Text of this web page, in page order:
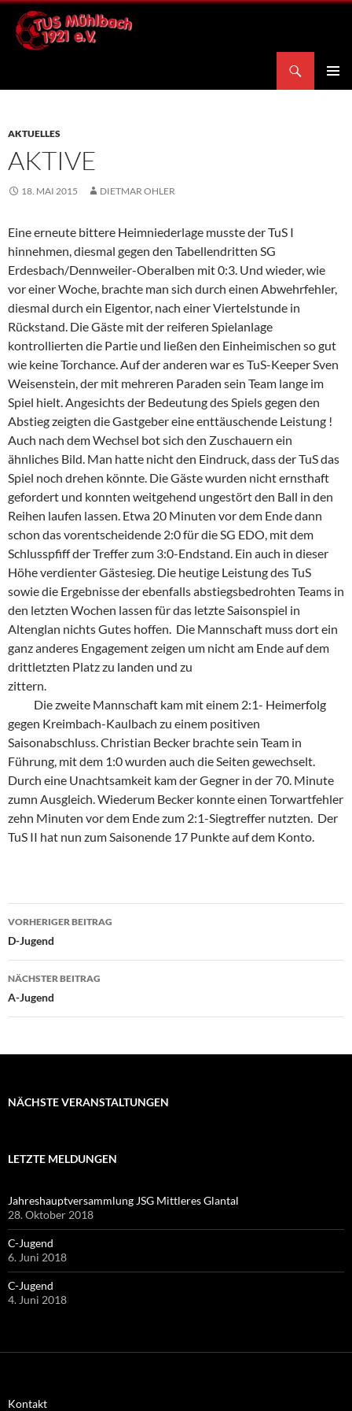
Zum
Inhalt
springen
AKTUELLES
AKTIVE
18. MAI 2015 DIETMAR OHLER
Eine erneute bittere Heimniederlage musste der TuS I
hinnehmen, diesmal gegen den Tabellendritten SG
Erdesbach/Dennweiler-Oberalben mit 0:3. Und wieder, wie
vor einer Woche, brachte man sich durch einen Abwehrfehler,
diesmal durch ein Eigentor, nach einer Viertelstunde in
Rückstand. Die Gäste mit der reiferen Spielanlage
kontrollierten die Partie und ließen den Einheimischen so gut
wie keine Torchance. Auf der anderen war es TuS-Keeper Sven
Weisenstein, der mit mehreren Paraden sein Team lange im
Spiel hielt. Angesichts der Bedeutung des Spiels gegen den
Abstieg zeigten die Gastgeber eine enttäuschende Leistung !
Auch nach dem Wechsel bot sich den Zuschauern ein
ähnliches Bild. Man hatte nicht den Eindruck, dass der TuS das
Spiel noch drehen könnte. Die Gäste wurden nicht ernsthaft
gefordert und konnten weitgehend ungestört den Ball in den
Reihen laufen lassen. Etwa 20 Minuten vor dem Ende dann
schon das vorentscheidende 2:0 für die SG EDO, mit dem
Schlusspfiff der Treffer zum 3:0-Endstand. Ein auch in dieser
Höhe verdienter Gästesieg. Die heutige Leistung des TuS
sowie die Ergebnisse der ebenfalls abstiegsbedrohten Teams in
den letzten Wochen lassen für das letzte Saisonspiel in
Altenglan nichts Gutes hoffen. Die Mannschaft muss dort ein
ganz anderes Engagement zeigen um nicht am Ende auf dem
drittletzten Platz zu landen und zu
zittern.
Die zweite Mannschaft kam mit einem 2:1- Heimerfolg
gegen Kreimbach-Kaulbach zu einem positiven
Saisonabschluss. Christian Becker brachte sein Team in
Führung, mit dem 1:0 wurden auch die Seiten gewechselt.
Durch eine Unachtsamkeit kam der Gegner in der 70. Minute
zumn Ausgleich. Wiederum Becker konnte einen Torwartfehler
zehn Minuten vor dem Ende zum 2:1-Siegtreffer nutzten. Der
TuS II hat nun zum Saisonende 17 Punkte auf dem Konto.
Beitragsnavigation
VORHERIGER BEITRAG
D-Jugend
NÄCHSTER BEITRAG
A-Jugend
NÄCHSTE VERANSTALTUNGEN
LETZTE MELDUNGEN
Jahreshauptversammlung JSG Mittleres Glantal
28. Oktober 2018
C-Jugend
6. Juni 2018
C-Jugend
4. Juni 2018
Kontakt